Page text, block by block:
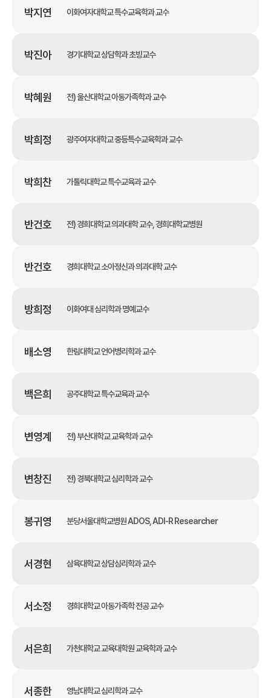
박지연 이화여자대학교 특수교육학과 교수
박진아 경기대학교 상담학과 초빙교수
박혜원 전) 울산대학교 아동가족학과 교수
박희정 광주여자대학교 중등특수교육학과 교수
박희찬 가톨릭대학교 특수교육과 교수
반건호 전) 경희대학교 의과대학 교수, 경희대학교병원
반건호 경희대학교 소아정신과 의과대학 교수
방희정 이화여대 심리학과 명예교수
배소영 한림대학교 언어병리학과 교수
백은희 공주대학교 특수교육과 교수
변영계 전) 부산대학교 교육학과 교수
변창진 전) 경북대학교 심리학과 교수
봉귀영 분당서울대학교병원 ADOS, ADI-R Researcher
서경현 삼육대학교 상담심리학과 교수
서소정 경희대학교 아동가족학 전공 교수
서은희 가천대학교 교육대학원 교육학과 교수
서종한 영남대학교 심리학과 교수